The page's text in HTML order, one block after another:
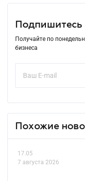
Подпишитесь
Получайте по
бизнеса
Похожие
17.05
7 августа 2026